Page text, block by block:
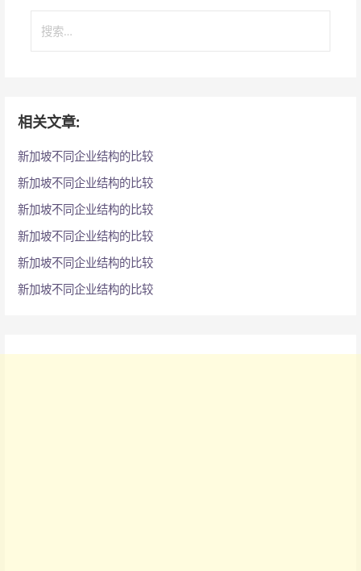
索
相关文章:
新加坡不同企业结构的比较
新加坡不同企业结构的比较
新加坡不同企业结构的比较
新加坡不同企业结构的比较
新加坡不同企业结构的比较
新加坡不同企业结构的比较